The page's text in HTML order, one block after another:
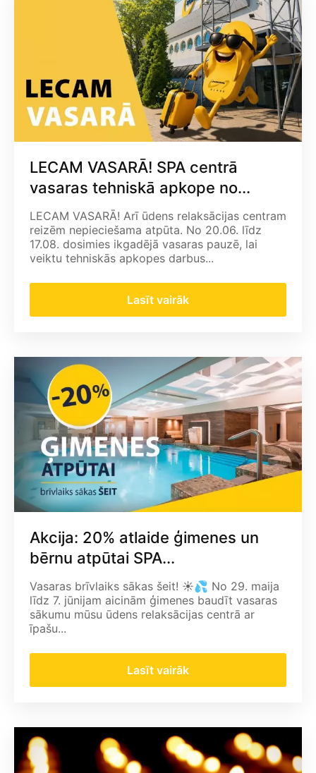
LECAM VASARĀ! SPA centrā
vasaras tehniskā apkope no...
LECAM VASARĀ! Arī ūdens relaksācijas centram
reizēm nepieciešama atpūta. No 20.06. līdz
17.08. dosimies ikgadējā vasaras pauzē, lai
veiktu tehniskās apkopes darbus...
Lasīt vairāk
Akcija: 20% atlaide ģimenes un
bērnu atpūtai SPA...
Vasaras brīvlaiks sākas šeit! ☀️💦 No 29. maija
līdz 7. jūnijam aicinām ģimenes baudīt vasaras
sākumu mūsu ūdens relaksācijas centrā ar
īpašu...
Lasīt vairāk